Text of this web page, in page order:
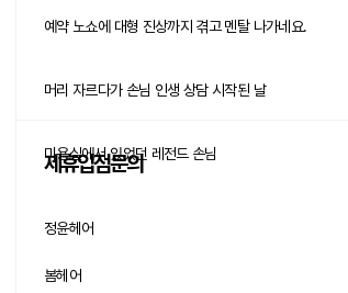
예약 노쇼에 대형 진상까지 겪고 멘탈 나가네요.
머리 자르다가 손님 인생 상담 시작된 날
미용실에서 있었던 레전드 손님
제휴입점문의
정윤헤어
봄헤어